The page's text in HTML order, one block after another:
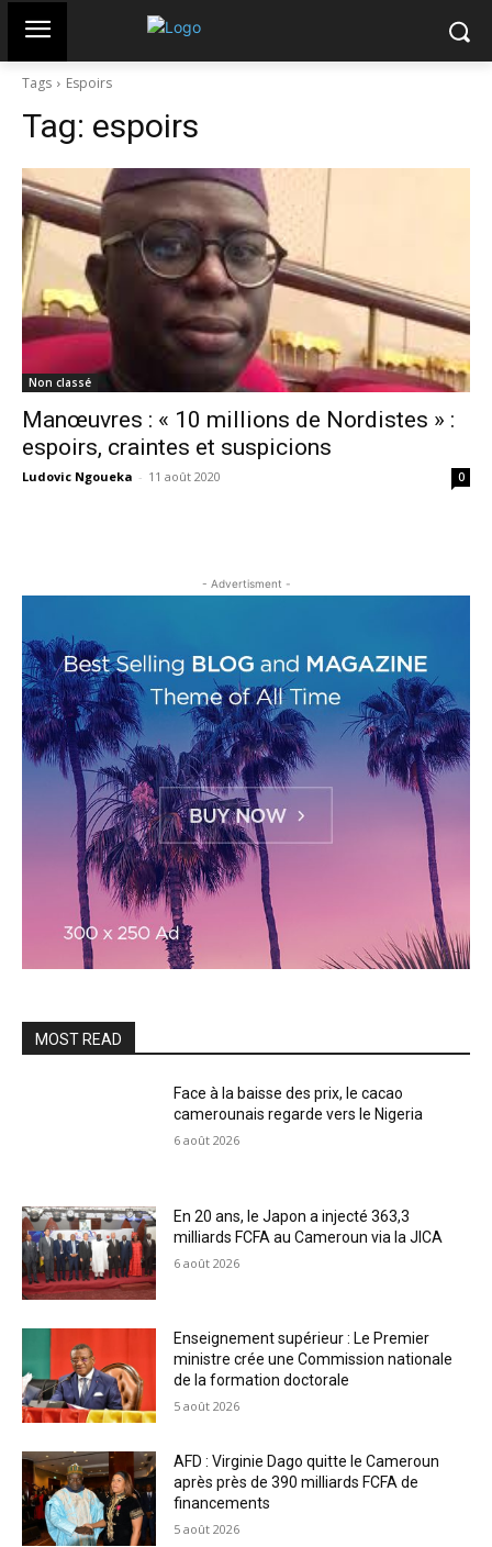
Tags Espoirs
Tag: espoirs
Non classé
Manœuvres : « 10 millions de Nordistes » :
espoirs, craintes et suspicions
Ludovic Ngoueka - 11 août 2020 0
- Advertisment -
MOST READ
Face à la baisse des prix, le cacao
camerounais regarde vers le Nigeria
6 août 2026
En 20 ans, le Japon a injecté 363,3
milliards FCFA au Cameroun via la JICA
6 août 2026
Enseignement supérieur : Le Premier
ministre crée une Commission nationale
de la formation doctorale
5 août 2026
AFD : Virginie Dago quitte le Cameroun
après près de 390 milliards FCFA de
financements
5 août 2026